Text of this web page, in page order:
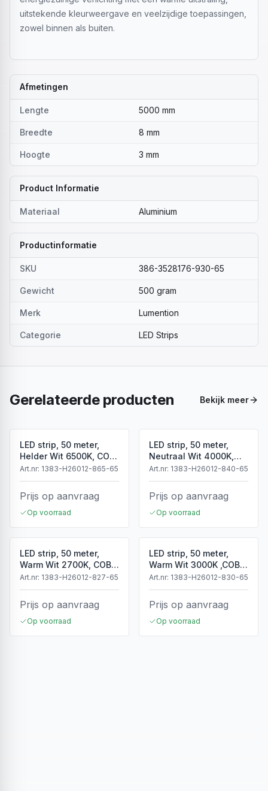
uitstekende kleurweergave en veelzijdige toepassingen,
zowel binnen als buiten.
Afmetingen
Lengte 5000 mm
Breedte 8 mm
Hoogte 3 mm
Product Informatie
Materiaal Aluminium
Productinformatie
SKU 386-3528176-930-65
Gewicht 500 gram
Merk Lumention
Categorie LED Strips
Gerelateerde producten Bekijk meer
LED strip, 50 meter,
Helder Wit 6500K, COB,
High Voltage, 220V,
IP65
Art.nr: 1383-H26012-865-65
Prijs op aanvraag
Op voorraad
LED strip, 50 meter,
Neutraal Wit 4000K,
COB, High Voltage,
220V, IP65
Art.nr: 1383-H26012-840-65
Prijs op aanvraag
Op voorraad
LED strip, 50 meter,
Warm Wit 2700K, COB,
High Voltage, 50 meter,
220V, IP65
Art.nr: 1383-H26012-827-65
Prijs op aanvraag
Op voorraad
LED strip, 50 meter,
Warm Wit 3000K ,COB,
High Voltage, 220V,
IP65
Art.nr: 1383-H26012-830-65
Prijs op aanvraag
Op voorraad